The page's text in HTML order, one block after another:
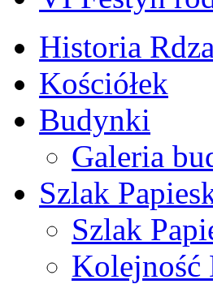
Historia
Kościółek
Budynki
Galeria
Szlak
Szlak
Kolejność